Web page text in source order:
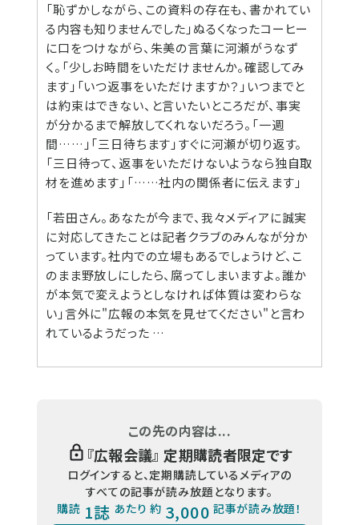
「恥ずかしながら、この資料の存在も、書かれてい
る内容も知りませんでした」ぬるくなったコーヒー
に口をつけながら、朱美の言葉に河瀬がうなず
く。「少しお時間をいただけませんか。確認してみ
ます」「いつ返事をいただけますか？」いつまでと
は約束はできない、と言いたいところだが、事実
が分かるまで解放してくれないだろう。「一週
間……」「三日待ちます」すぐに河瀬が切り返す。
「三日待って、返事をいただけないようなら独自取
材を進めます」「……社内の関係者に伝えます」
「若田さん。あなたが今まで、我々メディアに誠実
に対応してきたことは記者クラブのみんなが分か
っています。社内での立場もあるでしょうけど、こ
のまま野放しにしたら、腐ってしまいますよ。誰か
が本気で変えようとしなければ体質は変わらな
い」言外に"広報の本気を見せてください"と言わ
れているようだった …
この先の内容は...
『広報会議』 定期購読者限定です
ログインすると、定期購読しているメディアの
すべての記事が読み放題となります。
購読 1誌 あたり 約 3,000 記事が読み放題！